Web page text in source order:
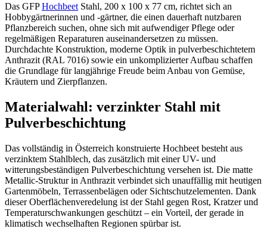
Das GFPHochbeet Stahl, 200 x 100 x 77 cm, richtet sich an
Hobbygärtnerinnen und -gärtner, die einen dauerhaft nutzbaren
Pflanzbereich suchen, ohne sich mit aufwendiger Pflege oder
regelmäßigen Reparaturen auseinandersetzen zu müssen.
Durchdachte Konstruktion, moderne Optik in pulverbeschichtetem
Anthrazit (RAL 7016) sowie ein unkomplizierter Aufbau schaffen
die Grundlage für langjährige Freude beim Anbau von Gemüse,
Kräutern und Zierpflanzen.
Materialwahl: verzinkter Stahl mit
Pulverbeschichtung
Das vollständig in Österreich konstruierte Hochbeet besteht aus
verzinktem Stahlblech, das zusätzlich mit einer UV- und
witterungsbeständigen Pulverbeschichtung versehen ist. Die matte
Metallic-Struktur in Anthrazit verbindet sich unauffällig mit heutigen
Gartenmöbeln, Terrassenbelägen oder Sichtschutzelementen. Dank
dieser Oberflächenveredelung ist der Stahl gegen Rost, Kratzer und
Temperaturschwankungen geschützt – ein Vorteil, der gerade in
klimatisch wechselhaften Regionen spürbar ist.